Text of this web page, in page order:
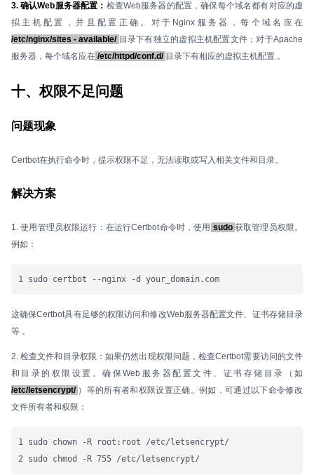
3. 确认Web服务器配置： 检查Web服务器的配置，确保每个域名都有对应的虚
拟主机配置，并且配置正确。对于Nginx服务器，每个域名应在
/etc/nginx/sites - available/ 目录下有独立的虚拟主机配置文件；对于Apache
服务器，每个域名应在 /etc/httpd/conf.d/ 目录下有相应的虚拟主机配置 。
十、权限不足问题
问题现象
Certbot在执行命令时，提示权限不足，无法读取或写入相关文件和目录。
解决方案
1. 使用管理员权限运行：在运行Certbot命令时，使用 sudo 获取管理员权限。
例如：
1 sudo certbot --nginx -d your_domain.com
这确保Certbot具有足够的权限访问和修改Web服务器配置文件、证书存储目录
等 。
2. 检查文件和目录权限：如果仍然出现权限问题，检查Certbot需要访问的文件
和目录的权限设置。确保Web服务器配置文件、证书存储目录（如
/etc/letsencrypt/ ）等的所有者和权限设置正确。例如，可通过以下命令修改
文件所有者和权限：
1 sudo chown -R root:root /etc/letsencrypt/
2 sudo chmod -R 755 /etc/letsencrypt/